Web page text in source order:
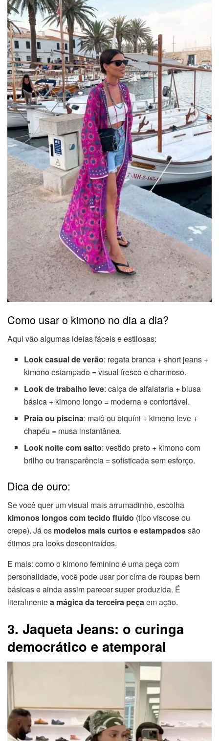
Como usar o kimono no dia a dia?
Aqui vão algumas ideias fáceis e estilosas:
Look casual de verão: regata branca + short jeans +
kimono estampado = visual fresco e charmoso.
Look de trabalho leve: calça de alfaiataria + blusa
básica + kimono longo = moderna e confortável.
Praia ou piscina: maiô ou biquíni + kimono leve +
chapéu = musa instantânea.
Look noite com salto: vestido preto + kimono com
brilho ou transparência = sofisticada sem esforço.
Dica de ouro:
Se você quer um visual mais arrumadinho, escolha
kimonos longos com tecido fluido (tipo viscose ou
crepe). Já os modelos mais curtos e estampadossão
ótimos pra looks descontraídos.
E mais: como o kimono feminino é uma peça com
personalidade, você pode usar por cima de roupas bem
básicas e ainda assim parecer super produzida. É
literalmentea mágica da terceira peçaem ação.
3. Jaqueta Jeans: o curinga
democrático e atemporal